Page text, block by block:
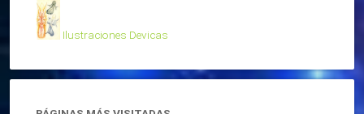
Ilustraciones Devicas